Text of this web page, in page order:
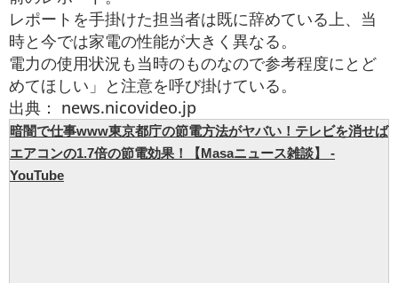
レポートを手掛けた担当者は既に辞めている上、当
時と今では家電の性能が大きく異なる。
電力の使用状況も当時のものなので参考程度にとど
めてほしい」と注意を呼び掛けている。
出典： news.nicovideo.jp
暗闇で仕事www東京都庁の節電方法がヤバい！テレビを消せば
エアコンの1.7倍の節電効果！【Masaニュース雑談】 -
YouTube